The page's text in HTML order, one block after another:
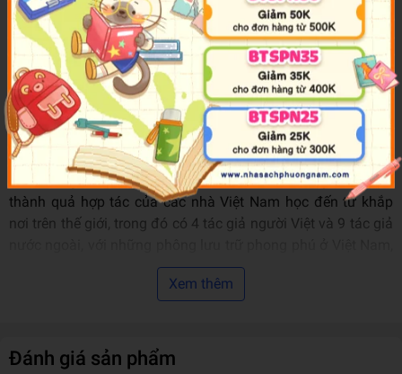
di cư là một loại chỉ số xã hội minh chứng cho sự thay đổi
về chính trị và kinh tế, di cư để lại những dấu ấn trong tài
liệu lưu trữ và ký ức tập thể - những thứ vốn ít tồn tại ở
những cộng đồng ít dịch chuyển. Di cư như vậy có thể được
vận dụng để mở ra một quan điểm xã hội về tiến trình và
biến thiên của chính trị cũng như về xu hướng và sự tái thiết
của kinh tế.
“Lao động di cư trong lịch sử Việt Nam thời Pháp thuộc”là
thành quả hợp tác của các nhà Việt Nam học đến từ khắp
nơi trên thế giới, trong đó có 4 tác giả người Việt và 9 tác giả
Tân-Calédonie, phông Lưu trữ Quốc gia Hải ngoại (ANOM),
phông Công ty Le Nickel…
chính:
Xem thêm
Đánh giá sản phẩm